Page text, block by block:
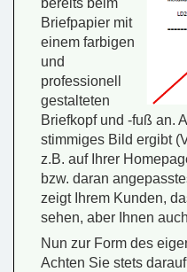
Briefpapier mit
einem farbigen
und
professionell
gestalteten
Briefkopf und -fuß an.
stimmiges Bild ergibt
z.B. auf Ihrer
bzw. daran
zeigt Ihrem Kunden,
sehen, aber Ihnen
Nun zur Form des
Achten Sie stets